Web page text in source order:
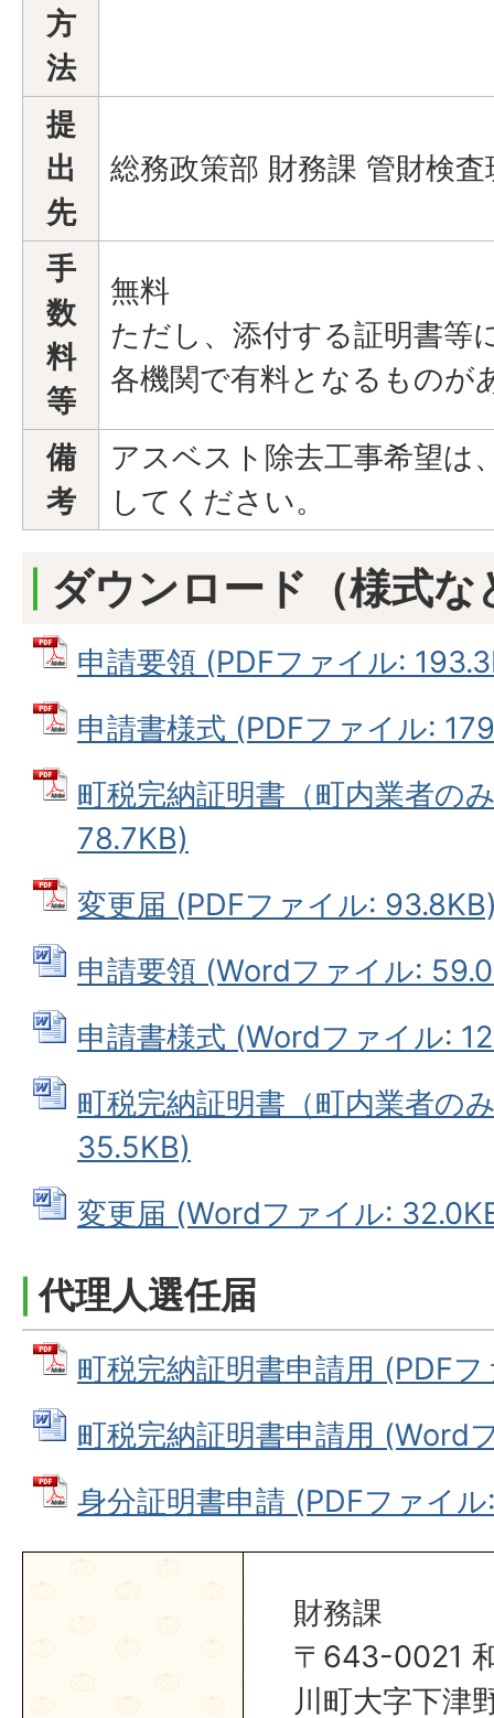
方
法
提
出
先
総務政策部 財務課 管財検
手
数
料
等
無料
ただし、添付する証明書等
各機関で有料となるものが
備
考
アスベスト除去工事希望は
してください。
ダウンロード（様式な
申請要領 (PDFファイル:
申請書様式 (PDFファイル:
町税完納証明書（町内業者の
78.7KB)
変更届 (PDFファイル:
申請要領 (Wordファイル:
申請書様式 (Wordファイル:
町税完納証明書（町内業者の
35.5KB)
変更届 (Wordファイル:
代理人選任届
町税完納証明書申請用 (PDF
町税完納証明書申請用 (Word
身分証明書申請 (PDFファイ
財務課
〒643-0021
川町大字下津